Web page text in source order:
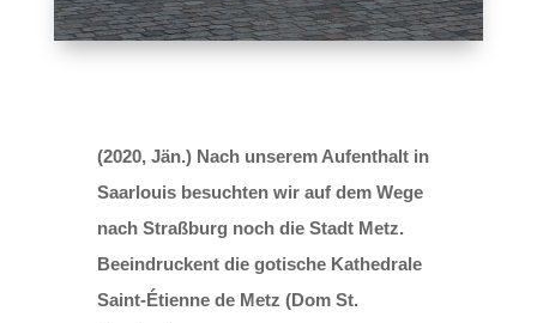
(2020, Jän.) Nach unserem Aufenthalt in
Saarlouis besuchten wir auf dem Wege
nach Straßburg noch die Stadt Metz.
Beeindruckent die gotische Kathedrale
Saint-Étienne de Metz (Dom St.